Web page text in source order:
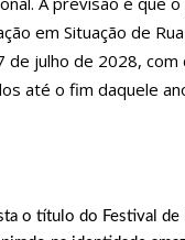
R$21,4 Milhões Do
Serviços É Barrada Pelo
Camilo encanta a
suas belas performance
semana em
Raman Neves, dono do
Manaus, de covid-19.
em Situação de
de julho de 2028, com
até o fim daquele
o título do Festival de